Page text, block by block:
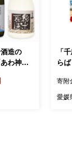
造の
わ神」
「
ら
寄附
愛媛